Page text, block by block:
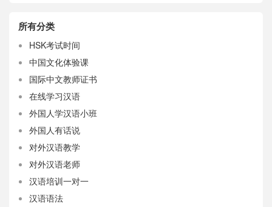
所有分类
HSK考试时间
中国文化体验课
国际中文教师证书
在线学习汉语
外国人学汉语小班
外国人有话说
对外汉语教学
对外汉语老师
汉语培训一对一
汉语语法